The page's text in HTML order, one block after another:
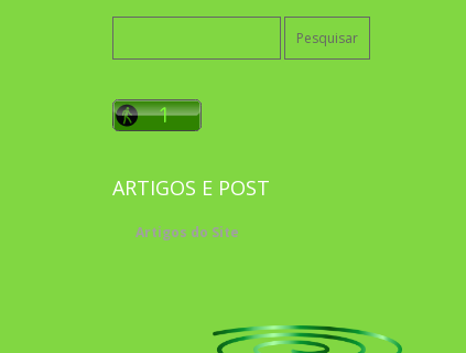
ARTIGOS E POST
Artigos do Site